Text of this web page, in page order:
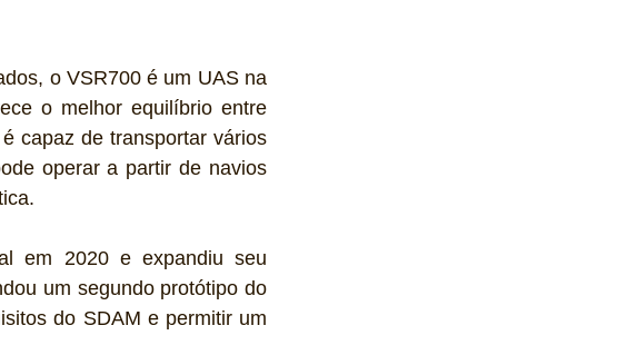
o VSR700 é um UAS na
o melhor equilíbrio entre
capaz de transportar vários
operar a partir de navios
em 2020 e expandiu seu
um segundo protótipo do
do SDAM e permitir um